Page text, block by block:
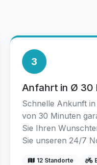
3
Anfahrt in Ø 30
Schnelle Ankunft
von 30 Minuten
Sie Ihren
Sie unseren 24/7
12 Standorte